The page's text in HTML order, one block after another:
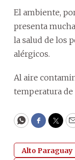
El ambiente,
presenta
la salud de los
alérgicos.
Al aire
temperatura de
WhatsApp
Alto Paraguay